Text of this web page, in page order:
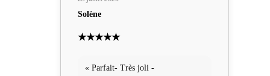
Solène
★★★★★
« Parfait- Très joli -